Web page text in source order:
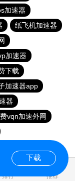
加速器
纸飞机加速器
加速器
下载
加速器app
器
vqn加速外网
排行 推荐
下载